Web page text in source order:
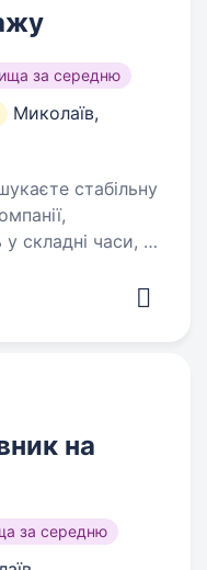
за середню
Миколаїв,
складні часи, —
на
за середню